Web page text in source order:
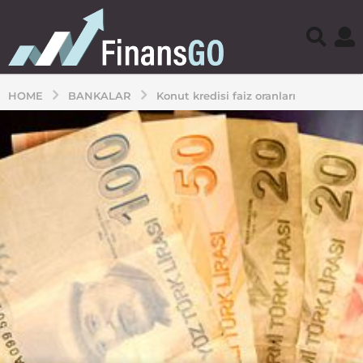
HOME BANKALAR Konut kredisi faiz oranları